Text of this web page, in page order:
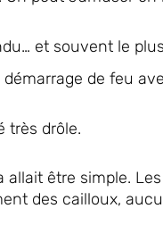
et souvent le
de feu
très drôle.
allait être simple.
des cailloux,